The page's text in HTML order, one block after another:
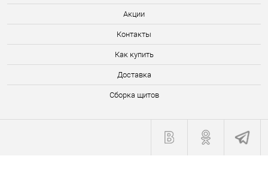
Акции
Контакты
Как купить
Доставка
Сборка щитов